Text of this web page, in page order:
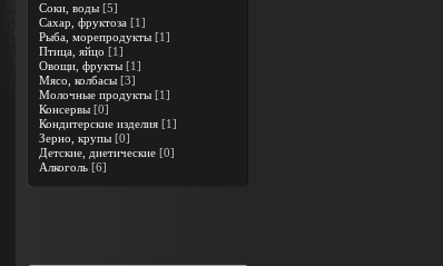
Соки, воды [5]
Сахар, фруктоза [1]
Рыба, морепродукты [1]
Птица, яйцо [1]
Овощи, фрукты [1]
Мясо, колбасы [3]
Молочные продукты [1]
Консервы [0]
Кондитерские изделия [1]
Зерно, крупы [0]
Детские, диетические [0]
Алкоголь [6]